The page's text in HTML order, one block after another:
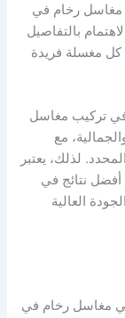
مغاسل رخام في
بالتفاصيل
كل مغسلة فريدة
في تركيب مغاسل
مع
لذلك، يعتبر
نتائج في
العالية
مغاسل رخام في